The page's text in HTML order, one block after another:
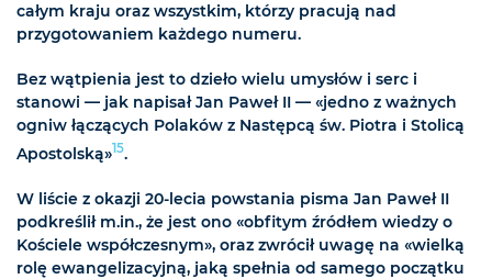
całym kraju oraz wszystkim, którzy pracują nad
przygotowaniem każdego numeru.
Bez wątpienia jest to dzieło wielu umysłów i serc i
stanowi — jak napisał Jan Paweł II — «jedno z ważnych
ogniw łączących Polaków z Następcą św. Piotra i Stolicą
Apostolską»15.
W liście z okazji 20-lecia powstania pisma Jan Paweł II
podkreślił m.in., że jest ono «obfitym źródłem wiedzy o
Kościele współczesnym», oraz zwrócił uwagę na «wielką
rolę ewangelizacyjną, jaką spełnia od samego początku